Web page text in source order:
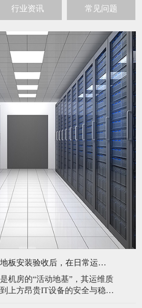
行业资讯 常见问题
机房防静电地板安装验收后，在日常运维中常常被忽视。请问，一套规范的、可操作的维护规程应包含哪些内容？有哪些“小问题”若不及时处理，会演变成“大故障”？
机房的“活动地基”，其运维质
上方昂贵IT设备的安全与稳